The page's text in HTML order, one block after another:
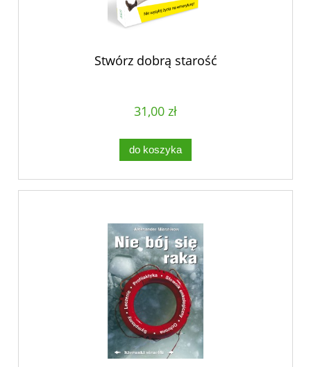
Stwórz dobrą starość
31,00 zł
do koszyka